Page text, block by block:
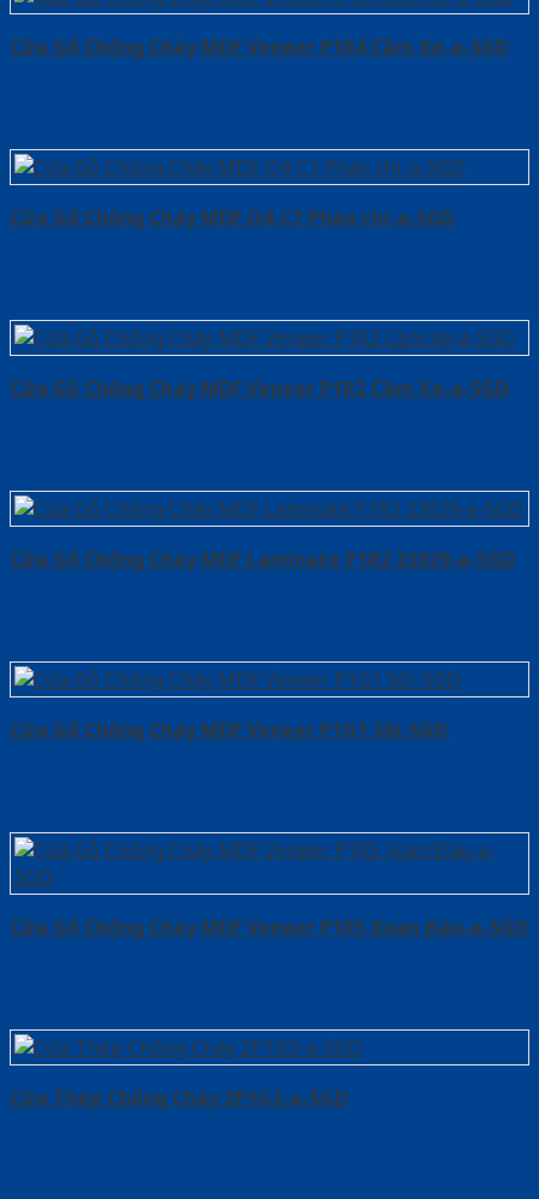
Cửa Gỗ Chống Cháy MDF Veneer P1R4 Căm Xe-a-SGD
Cửa Gỗ Chống Cháy MDF O4-C1 Phào chi-a-SGD
Cửa Gỗ Chống Cháy MDF Veneer P1R2 Căm Xe-a-SGD
Cửa Gỗ Chống Cháy MDF Laminate P1R2 23029-a-SGD
Cửa Gỗ Chống Cháy MDF Veneer P1G1 Sồi-SGD
Cửa Gỗ Chống Cháy MDF Veneer P1R5 Xoan Đào-a-SGD
Cửa Thép Chống Cháy 2P1G2-a-SGD